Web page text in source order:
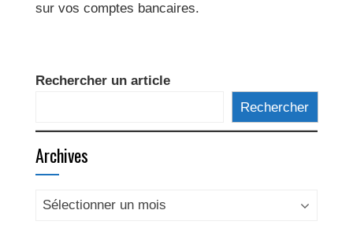
sur vos comptes bancaires.
Rechercher un article
Rechercher
Archives
Archives